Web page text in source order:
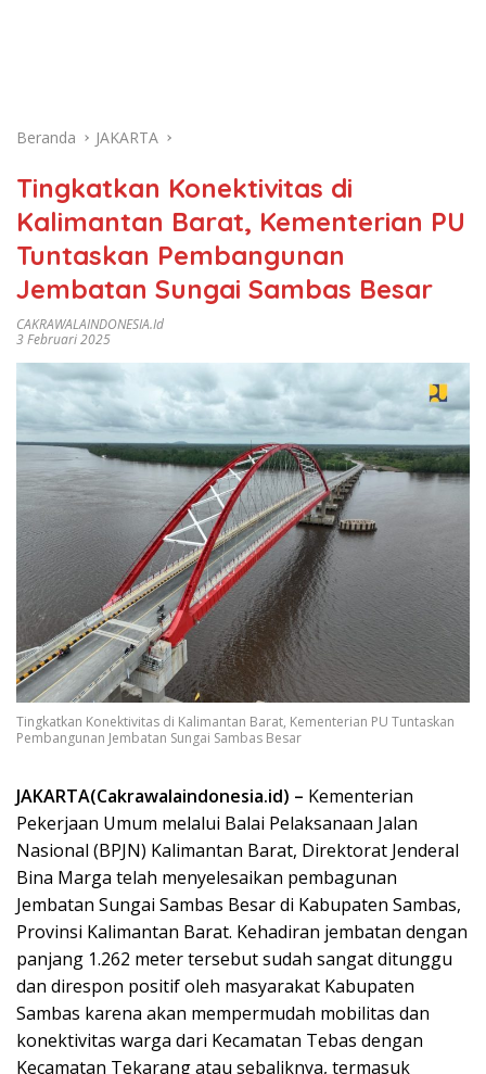
Beranda JAKARTA
Tingkatkan Konektivitas di
Kalimantan Barat, Kementerian PU
Tuntaskan Pembangunan
Jembatan Sungai Sambas Besar
CAKRAWALAINDONESIA.id
3 Februari 2025
Tingkatkan Konektivitas di Kalimantan Barat, Kementerian PU Tuntaskan
Pembangunan Jembatan Sungai Sambas Besar
JAKARTA(Cakrawalaindonesia.id) – Kementerian
Pekerjaan Umum melalui Balai Pelaksanaan Jalan
Nasional (BPJN) Kalimantan Barat, Direktorat Jenderal
Bina Marga telah menyelesaikan pembagunan
Jembatan Sungai Sambas Besar di Kabupaten Sambas,
Provinsi Kalimantan Barat. Kehadiran jembatan dengan
panjang 1.262 meter tersebut sudah sangat ditunggu
dan direspon positif oleh masyarakat Kabupaten
Sambas karena akan mempermudah mobilitas dan
konektivitas warga dari Kecamatan Tebas dengan
Kecamatan Tekarang atau sebaliknya, termasuk